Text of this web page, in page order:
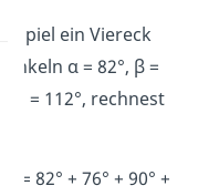
ein Viereck
α = 82°, β =
δ = 112°, rechnest
= 82° + 76° + 90° +